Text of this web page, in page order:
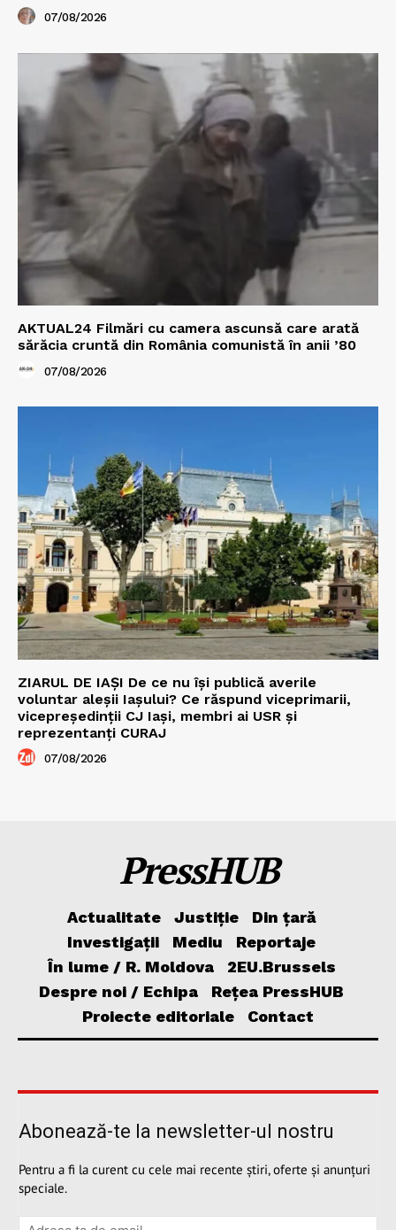
07/08/2026
AKTUAL24 Filmări cu camera ascunsă care arată
sărăcia cruntă din România comunistă în anii ’80
07/08/2026
ZIARUL DE IAȘI De ce nu își publică averile
voluntar aleșii Iașului? Ce răspund viceprimarii,
vicepreședinții CJ Iași, membri ai USR și
reprezentanți CURAJ
07/08/2026
PressHUB
Actualitate Justiție
Din țară
Investigații
Mediu
Reportaje
În lume / R. Moldova
2EU.Brussels
Despre noi / Echipa
Rețea PressHUB
Proiecte editoriale
Contact
Abonează-te la newsletter-ul nostru
Pentru a fi la curent cu cele mai recente știri, oferte și anunțuri
speciale.